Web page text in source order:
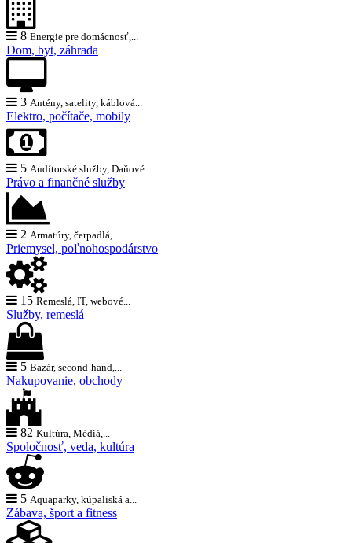
8 Energie pre domácnosť,...
Dom, byt, záhrada
3 Antény, satelity, káblová...
Elektro, počítače, mobily
5 Audítorské služby, Daňové...
Právo a finančné služby
2 Armatúry, čerpadlá,...
Priemysel, poľnohospodárstvo
15 Remeslá, IT, webové...
Služby, remeslá
5 Bazár, second-hand,...
Nakupovanie, obchody
82 Kultúra, Médiá,...
Spoločnosť, veda, kultúra
5 Aquaparky, kúpaliská a...
Zábava, šport a fitness